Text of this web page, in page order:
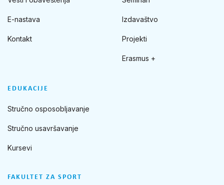
FAKULTET ZA SPORT
E-nastava
Kontakt
Izdavaštvo
Projekti
Erasmus +
EDUKACIJE
Stručno osposobljavanje
Stručno usavršavanje
Kursevi